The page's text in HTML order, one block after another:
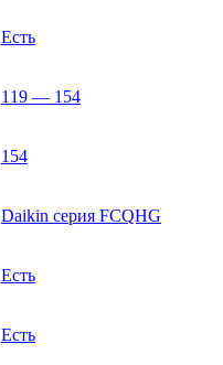
Есть
119 — 154
154
Daikin серия FCQHG
Есть
Есть